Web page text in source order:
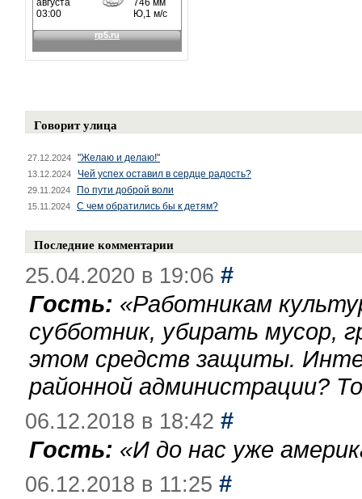
Говорит улица
27.12.2024 "Желаю и делаю!"
13.12.2024 Чей успех оставил в сердце радость?
29.11.2024 По пути доброй воли
15.11.2024 С чем обратились бы к детям?
Последние комментарии
25.04.2020 в 19:06 #
Гость: «Работникам
субботник, убирать мусор,
этом средств защиты.
районной администрации?
06.12.2018 в 18:42 #
Гость: «И до нас уже
06.12.2018 в 11:25 #